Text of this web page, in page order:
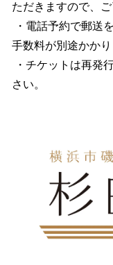
ただきますので、ご
・電話予約で郵送
手数料が別途かかり
・チケットは再発
さい。